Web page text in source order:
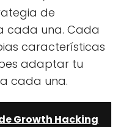
de
cada una. Cada
características
adaptar tu
cada una.
Growth Hacking